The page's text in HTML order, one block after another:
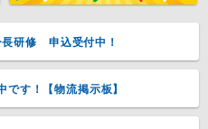
長研修 申込受付中！
です！【物流掲示板】